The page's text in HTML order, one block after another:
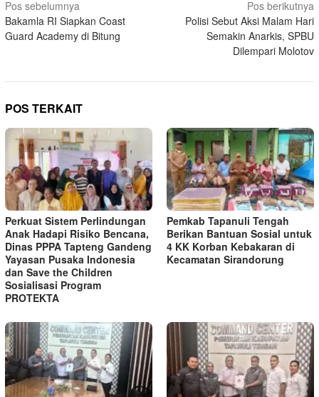
Navigasi
pos
Pos sebelumnya
Bakamla RI Siapkan Coast
Guard Academy di Bitung
Pos berikutnya
Polisi Sebut Aksi Malam Hari
Semakin Anarkis, SPBU
Dilempari Molotov
POS TERKAIT
Perkuat Sistem Perlindungan
Anak Hadapi Risiko Bencana,
Dinas PPPA Tapteng Gandeng
Yayasan Pusaka Indonesia
dan Save the Children
Sosialisasi Program
PROTEKTA
Pemkab Tapanuli Tengah
Berikan Bantuan Sosial untuk
4 KK Korban Kebakaran di
Kecamatan Sirandorung